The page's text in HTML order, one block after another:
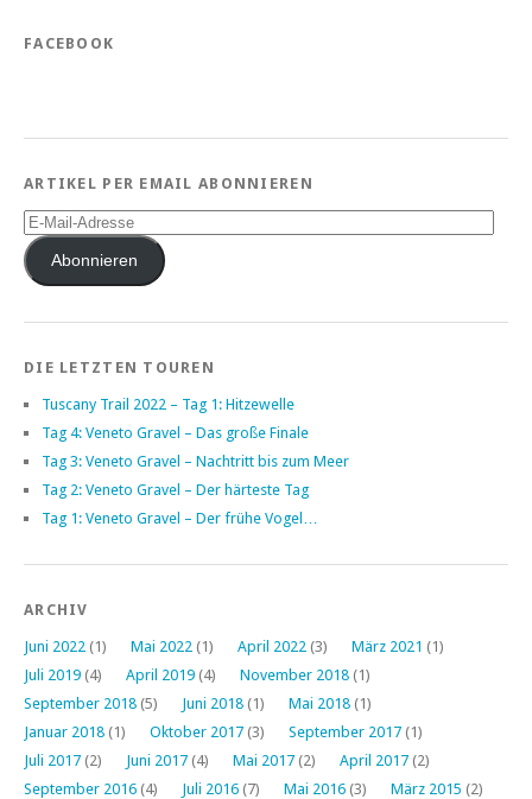
FACEBOOK
ARTIKEL PER EMAIL ABONNIEREN
E-
Mail-
AdresseAbonnieren
DIE LETZTEN TOUREN
Tuscany Trail 2022 – Tag 1: Hitzewelle
Tag 4: Veneto Gravel – Das große Finale
Tag 3: Veneto Gravel – Nachtritt bis zum Meer
Tag 2: Veneto Gravel – Der härteste Tag
Tag 1: Veneto Gravel – Der frühe Vogel…
ARCHIV
Juni 2022 (1) Mai 2022 (1) April 2022 (3) März 2021 (1)
Juli 2019 (4) April 2019 (4) November 2018 (1)
September 2018 (5) Juni 2018 (1) Mai 2018 (1)
Januar 2018 (1) Oktober 2017 (3) September 2017 (1)
Juli 2017 (2) Juni 2017 (4) Mai 2017 (2) April 2017 (2)
September 2016 (4) Juli 2016 (7) Mai 2016 (3) März 2015 (2)